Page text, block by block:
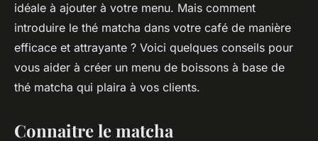
idéale à ajouter à votre menu. Mais comment
introduire le thé matcha dans votre café de manière
efficace et attrayante ? Voici quelques conseils pour
vous aider à créer un menu de boissons à base de
thé matcha qui plaira à vos clients.
Connaitre le matcha